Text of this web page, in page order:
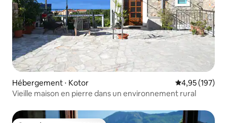
Hébergement ⋅ Kotor Évaluation
4,95 (197)
Vieille maison en pierre dans un environnement rural